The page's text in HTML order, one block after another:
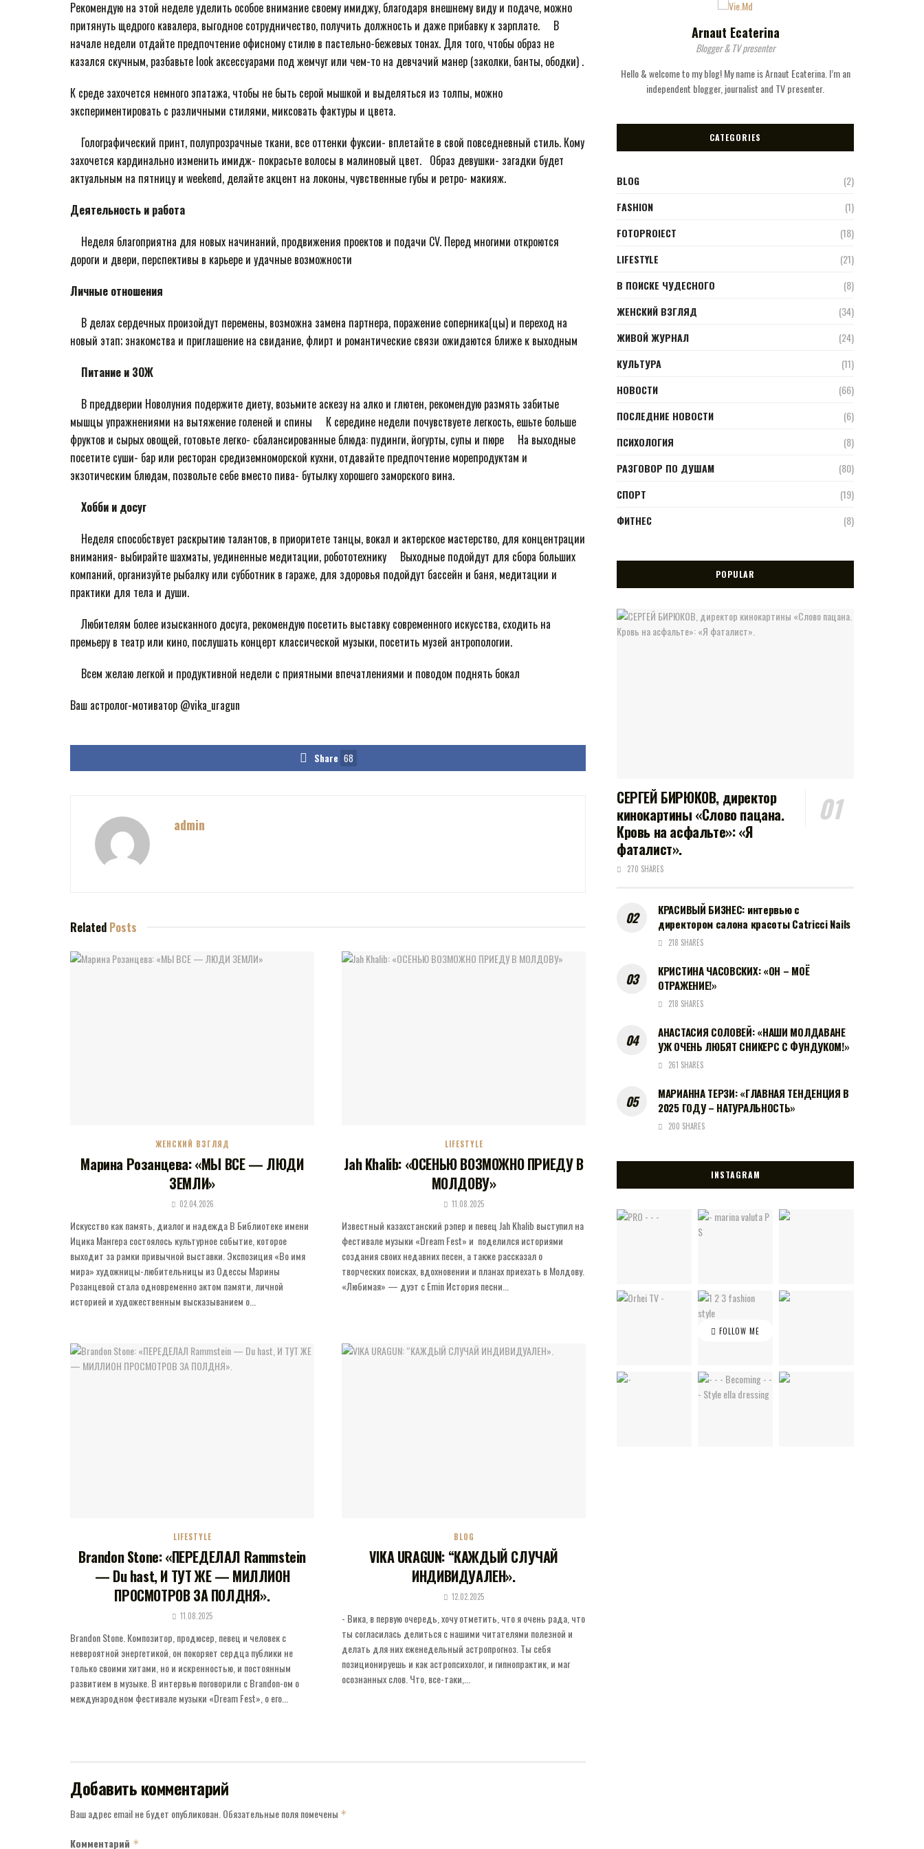
Рекомендую на этой неделе уделить особое внимание своему имиджу, благодаря внешнему виду и подаче, можно
притянуть щедрого кавалера, выгодное сотрудничество, получить должность и даже прибавку к зарплате. ⠀ В
начале недели отдайте предпочтение офисному стилю в пастельно-бежевых тонах. Для того, чтобы образ не
казался скучным, разбавьте look аксессуарами под жемчуг или чем-то на девчачий манер (заколки, банты, ободки) .
К среде захочется немного эпатажа, чтобы не быть серой мышкой и выделяться из толпы, можно
экспериментировать с различными стилями, миксовать фактуры и цвета.
⠀ Голографический принт, полупрозрачные ткани, все оттенки фуксии- вплетайте в свой повседневный стиль. Кому
захочется кардинально изменить имидж- покрасьте волосы в малиновый цвет.⠀Образ девушки- загадки будет
актуальным на пятницу и weekend, делайте акцент на локоны, чувственные губы и ретро- макияж.
Деятельность и работа
⠀ Неделя благоприятна для новых начинаний, продвижения проектов и подачи CV. Перед многими откроются
дороги и двери, перспективы в карьере и удачные возможности ⠀
Личные отношения
⠀ В делах сердечных произойдут перемены, возможна замена партнера, поражение соперника(цы) и переход на
новый этап; знакомства и приглашение на свидание, флирт и романтические связи ожидаются ближе к выходным
Питание и ЗОЖ
⠀ В преддверии Новолуния подержите диету, возьмите аскезу на алко и глютен, рекомендую размять забитые
мышцы упражнениями на вытяжение голеней и спины ⠀ К середине недели почувствуете легкость, ешьте больше
фруктов и сырых овощей, готовьте легко- сбалансированные блюда: пудинги, йогурты, супы и пюре ⠀ На выходные
посетите суши- бар или ресторан средиземноморской кухни, отдавайте предпочтение морепродуктам и
экзотическим блюдам, позвольте себе вместо пива- бутылку хорошего заморского вина.
Хобби и досуг
⠀ Неделя способствует раскрытию талантов, в приоритете танцы, вокал и актерское мастерство, для концентрации
внимания- выбирайте шахматы, уединенные медитации, робототехнику ⠀ Выходные подойдут для сбора больших
компаний, организуйте рыбалку или субботник в гараже, для здоровья подойдут бассейн и баня, медитации и
практики для тела и души.
⠀ Любителям более изысканного досуга, рекомендую посетить выставку современного искусства, сходить на
премьеру в театр или кино, послушать концерт классической музыки, посетить музей антропологии.
⠀ Всем желаю легкой и продуктивной недели с приятными впечатлениями и поводом поднять бокал
Ваш астролог-мотиватор @vika_uragun
Share 68
admin
Related Posts
ЖЕНСКИЙ ВЗГЛЯД
Марина Розанцева: «МЫ ВСЕ — ЛЮДИ
ЗЕМЛИ»
02.04.2026
Искусство как память, диалог и надежда В Библиотеке имени
Ицика Мангера состоялось культурное событие, которое
выходит за рамки привычной выставки. Экспозиция «Во имя
мира» художницы-любительницы из Одессы Марины
Розанцевой стала одновременно актом памяти, личной
историей и художественным высказыванием о...
LIFESTYLE
Jah Khalib: «ОСЕНЬЮ ВОЗМОЖНО ПРИЕДУ В
МОЛДОВУ»
11.08.2025
Известный казахстанский рэпер и певец Jah Khalib выступил на
фестивале музыки «Dream Fest» и поделился историями
создания своих недавних песен, а также рассказал о
творческих поисках, вдохновении и планах приехать в Молдову.
«Любимая» — дуэт с Emin История песни...
LIFESTYLE
Brandon Stone: «ПЕРЕДЕЛАЛ Rammstein
— Du hast, И ТУТ ЖЕ — МИЛЛИОН
ПРОСМОТРОВ ЗА ПОЛДНЯ».
11.08.2025
Brandon Stone. Композитор, продюсер, певец и человек с
невероятной энергетикой, он покоряет сердца публики не
только своими хитами, но и искренностью, и постоянным
развитием в музыке. В интервью поговорили с Brandon-ом о
международном фестивале музыки «Dream Fest», о его...
BLOG
VIKA URAGUN: “КАЖДЫЙ СЛУЧАЙ
ИНДИВИДУАЛЕН».
12.02.2025
- Вика, в первую очередь, хочу отметить, что я очень рада, что
ты согласилась делиться с нашими читателями полезной и
делать для них еженедельный астропрогноз. Ты себя
позиционируешь и как астропсихолог, и гипнопрактик, и маг
осознанных слов. Что, все-таки,...
Добавить комментарий
Ваш адрес email не будет опубликован. Обязательные поля помечены *
Комментарий *
Arnaut Ecaterina
Blogger & TV presenter
Hello & welcome to my blog! My name is Arnaut Ecaterina. I’m an
independent blogger, journalist and TV presenter.
CATEGORIES
BLOG
(2)
FASHION
(1)
FOTOPROIECT
(18)
LIFESTYLE
(21)
В ПОИСКЕ ЧУДЕСНОГО
(8)
ЖЕНСКИЙ ВЗГЛЯД
(34)
ЖИВОЙ ЖУРНАЛ
(24)
КУЛЬТУРА
(11)
НОВОСТИ
(66)
ПОСЛЕДНИЕ НОВОСТИ
(6)
ПСИХОЛОГИЯ
(8)
РАЗГОВОР ПО ДУШАМ
(80)
СПОРТ
(19)
ФИТНЕС
(8)
POPULAR
СЕРГЕЙ БИРЮКОВ, директор
кинокартины «Слово пацана.
Кровь на асфальте»: «Я
фаталист».
270 SHARES
КРАСИВЫЙ БИЗНЕС: интервью с
директором салона красоты Catricci Nails
218 SHARES
КРИСТИНА ЧАСОВСКИХ: «ОН – МОЁ
ОТРАЖЕНИЕ!»
218 SHARES
АНАСТАСИЯ СОЛОВЕЙ: «НАШИ МОЛДАВАНЕ
УЖ ОЧЕНЬ ЛЮБЯТ СНИКЕРС С ФУНДУКОМ!»
261 SHARES
МАРИАННА ТЕРЗИ: «ГЛАВНАЯ ТЕНДЕНЦИЯ В
2025 ГОДУ – НАТУРАЛЬНОСТЬ»
200 SHARES
INSTAGRAM
FOLLOW ME